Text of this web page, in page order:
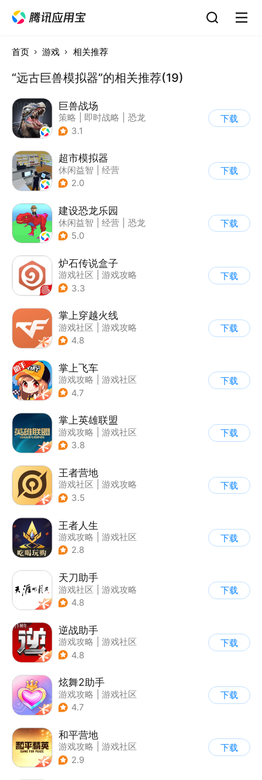
首页 游戏 相关推荐
“远古巨兽模拟器”的相关推荐(19)
巨兽战场
策略 即时战略
恐龙
| 卡牌
3.1
下载
超市模拟器
休闲益智
经营
| 文字游戏
2.0
下载
建设恐龙乐园
休闲益智 经营
恐龙
| 卡通
5.0
下载
炉石传说盒子
游戏社区
游戏攻略
3.3
下载
掌上穿越火线
游戏社区
游戏攻略
4.8
下载
掌上飞车
游戏攻略
游戏社区
4.7
下载
掌上英雄联盟
游戏攻略
游戏社区
3.8
下载
王者营地
游戏社区
游戏攻略
3.5
下载
王者人生
游戏攻略
游戏社区
2.8
下载
天刀助手
游戏社区
游戏攻略
4.8
下载
逆战助手
游戏攻略
游戏社区
4.8
下载
炫舞2助手
游戏攻略
游戏社区
4.7
下载
和平营地
游戏攻略
游戏社区
2.9
下载